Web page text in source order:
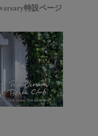
特設ページ